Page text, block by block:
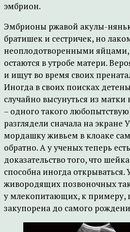
эмбрион.
Эмбрионы ржавой акулы-
братишек и сестричек, но
неоплодотворенными яйцами,
остаются в утробе матери.
и ищут во время своих
Иногда в своих поисках
случайно высунуться из
– одного такого
разглядели сначала на экране
мордашку живьем в клоаке
обратно. А у ученых теперь
доказательство того, что
способна иногда открываться.
живородящих позвоночных
у млекопитающих, к примеру,
закупорена до самого